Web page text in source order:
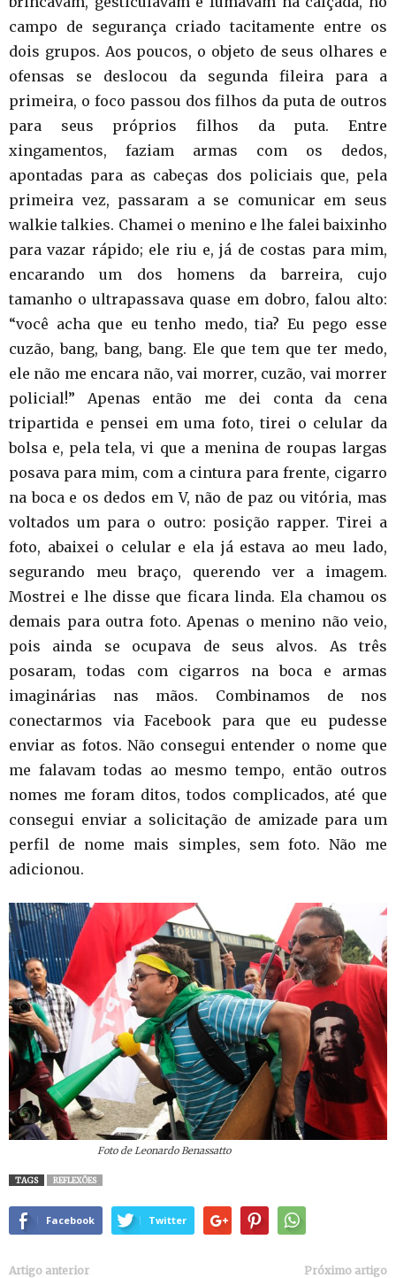
campo de segurança criado tacitamente entre os
dois grupos. Aos poucos, o objeto de seus olhares e
ofensas se deslocou da segunda fileira para a
primeira, o foco passou dos filhos da puta de outros
para seus próprios filhos da puta. Entre
xingamentos, faziam armas com os dedos,
apontadas para as cabeças dos policiais que, pela
primeira vez, passaram a se comunicar em seus
walkie talkies. Chamei o menino e lhe falei baixinho
para vazar rápido; ele riu e, já de costas para mim,
encarando um dos homens da barreira, cujo
tamanho o ultrapassava quase em dobro, falou alto:
“você acha que eu tenho medo, tia? Eu pego esse
cuzão, bang, bang, bang. Ele que tem que ter medo,
ele não me encara não, vai morrer, cuzão, vai morrer
policial!” Apenas então me dei conta da cena
tripartida e pensei em uma foto, tirei o celular da
bolsa e, pela tela, vi que a menina de roupas largas
posava para mim, com a cintura para frente, cigarro
na boca e os dedos em V, não de paz ou vitória, mas
voltados um para o outro: posição rapper. Tirei a
foto, abaixei o celular e ela já estava ao meu lado,
segurando meu braço, querendo ver a imagem.
Mostrei e lhe disse que ficara linda. Ela chamou os
demais para outra foto. Apenas o menino não veio,
pois ainda se ocupava de seus alvos. As três
posaram, todas com cigarros na boca e armas
imaginárias nas mãos. Combinamos de nos
conectarmos via Facebook para que eu pudesse
enviar as fotos. Não consegui entender o nome que
me falavam todas ao mesmo tempo, então outros
nomes me foram ditos, todos complicados, até que
consegui enviar a solicitação de amizade para um
perfil de nome mais simples, sem foto. Não me
adicionou.
Foto de Leonardo Benassatto
TAGS REFLEXÕES
Facebook Twitter
Artigo anterior Próximo artigo